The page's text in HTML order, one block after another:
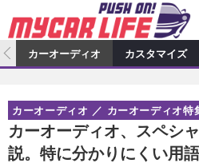
カーオーディオ
プロショップ検索
カーオーディオニュース
カスタマイズ特集記事
カスタマイズニュース
カーグッズ
カーグッズ特集記事
自動車
カーオーディオ カスタマイズ
カーオーディオ、スペシ
説。特に分かりにくい用
カーオーディオ カーオーディオ特